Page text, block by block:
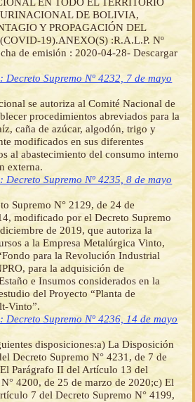
DE BOLIVIA,
Y PROPAGACIÓN DEL
19).ANEXO(S) :R.A.L.P. Nº
de emisión : 2020-04-28- Descargar
Decreto Supremo Nº 4232, 7 de mayo
se autoriza al Comité Nacional de
procedimientos abreviados para la
caña de azúcar, algodón, trigo y
modificados en sus diferentes
al abastecimiento del consumo interno
externa.
Decreto Supremo Nº 4235, 8 de mayo
Supremo N° 2129, de 24 de
modificado por el Decreto Supremo
de 2019, que autoriza la
a la Empresa Metalúrgica Vinto,
para la Revolución Industrial
para la adquisición de
e Insumos considerados en la
del Proyecto “Planta de
Vinto”.
Decreto Supremo Nº 4236, 14 de mayo
disposiciones:a) La Disposición
Decreto Supremo N° 4231, de 7 de
Parágrafo II del Artículo 13 del
4200, de 25 de marzo de 2020;c) El
7 del Decreto Supremo N° 4199,